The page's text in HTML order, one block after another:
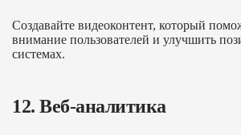
Создавайте видеоконтент, который
внимание пользователей и улучшить
системах.
12. Веб-аналитика